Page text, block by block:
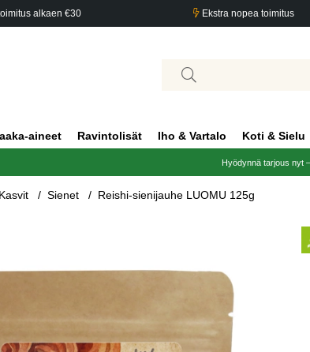
alkaen €30 Ekstra nopea toimitus
aineet Ravintolisät Iho & Vartalo Koti & Sielu
Hyödynnä tarjous nyt
Sienet Reishi-sienijauhe LUOMU 125g
125g